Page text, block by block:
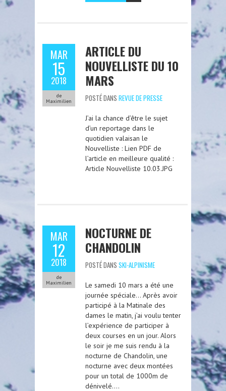
MAR
15
2018
de
Maximilien
ARTICLE DU
NOUVELLISTE DU 10
MARS
POSTÉ DANS REVUE DE PRESSE
J’ai la chance d’être le sujet
d’un reportage dans le
quotidien valaisan le
Nouvelliste : Lien PDF de
l’article en meilleure qualité :
Article Nouvelliste 10.03.JPG
MAR
12
2018
de
Maximilien
NOCTURNE DE
CHANDOLIN
POSTÉ DANS SKI-ALPINISME
Le samedi 10 mars a été une
journée spéciale… Après avoir
participé à la Matinale des
dames le matin, j’ai voulu tenter
l’expérience de participer à
deux courses en un jour. Alors
le soir je me suis rendu à la
nocturne de Chandolin, une
nocturne avec deux montées
pour un total de 1000m de
dénivelé….